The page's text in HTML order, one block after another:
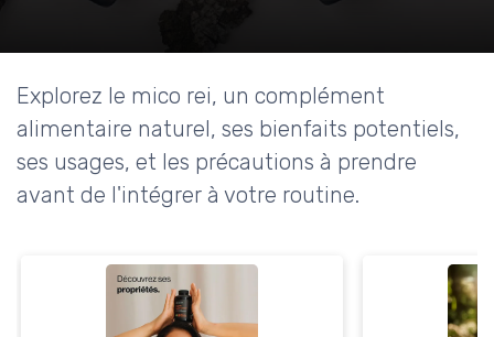
Explorez le mico rei, un complément
alimentaire naturel, ses bienfaits potentiels,
ses usages, et les précautions à prendre
avant de l'intégrer à votre routine.